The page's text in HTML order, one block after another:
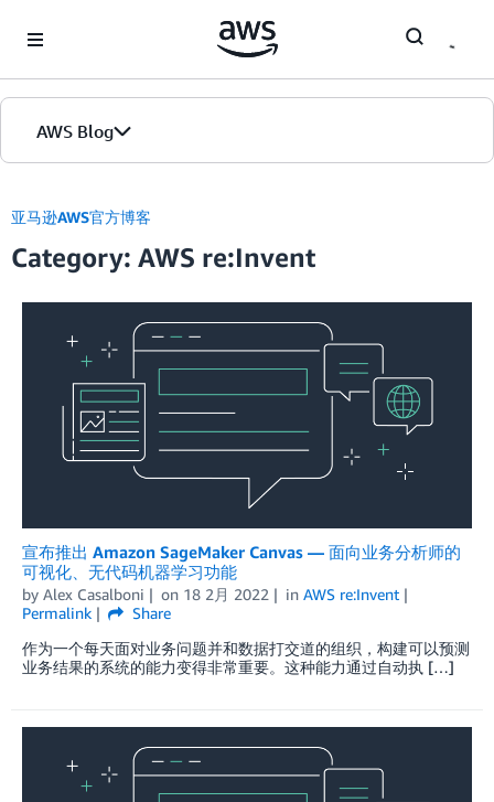
AWS Blog
首页
版本
亚马逊AWS官方博客
Category: AWS re:Invent
宣布推出 Amazon SageMaker Canvas — 面向业务分析师的
可视化、无代码机器学习功能
by Alex Casalboni on 18 2月 2022 in AWS re:Invent
Permalink
Share
作为一个每天面对业务问题并和数据打交道的组织，构建可以预测
业务结果的系统的能力变得非常重要。这种能力通过自动执 […]